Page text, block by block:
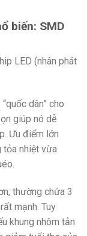
biến: SMD
LED (nhân phát
dân” cho
giúp nó dễ
Ưu điểm lớn
tỏa nhiệt vừa
thường chứa 3
mạnh. Tuy
khung nhôm tản